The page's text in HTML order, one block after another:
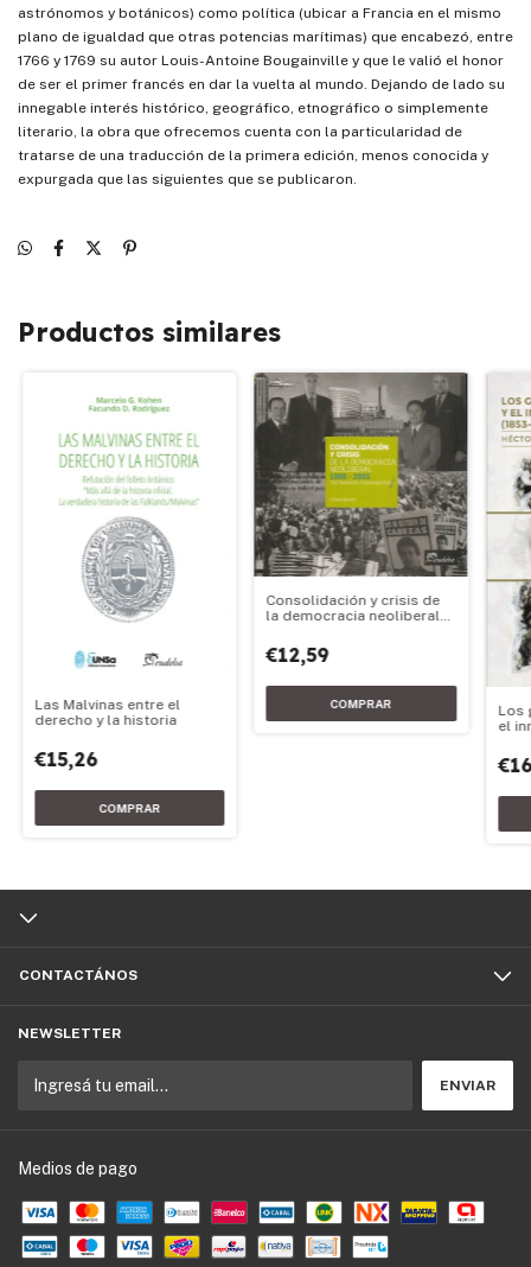
astrónomos y botánicos) como política (ubicar a Francia en el mismo
plano de igualdad que otras potencias marítimas) que encabezó, entre
1766 y 1769 su autor Louis-Antoine Bougainville y que le valió el honor
de ser el primer francés en dar la vuelta al mundo. Dejando de lado su
innegable interés histórico, geográfico, etnográfico o simplemente
literario, la obra que ofrecemos cuenta con la particularidad de
tratarse de una traducción de la primera edición, menos conocida y
expurgada que las siguientes que se publicaron.
Productos similares
Las Malvinas entre el
derecho y la historia
€15,26
Consolidación y crisis de
la democracia neoliberal
€12,59
Los
el
CONTACTÁNOS
NEWSLETTER
Medios de pago